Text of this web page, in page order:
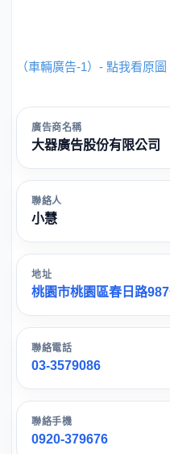
（車輛廣告-1）- 點我看原圖
廣告商名稱
大器廣告股份有限公司
聯絡人
小慧
地址
桃園市桃園區春日路
聯絡電話
03-3579086
聯絡手機
0920-379676